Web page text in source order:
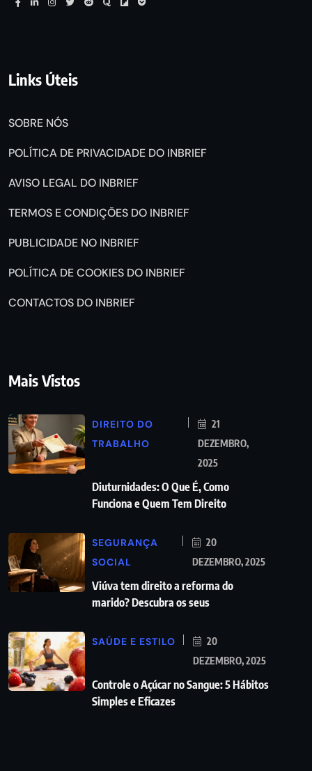
Links Úteis
SOBRE NÓS
POLÍTICA DE PRIVACIDADE DO INBRIEF
AVISO LEGAL DO INBRIEF
TERMOS E CONDIÇÕES DO INBRIEF
PUBLICIDADE NO INBRIEF
POLÍTICA DE COOKIES DO INBRIEF
CONTACTOS DO INBRIEF
Mais Vistos
DIREITO DO
TRABALHO
21
DEZEMBRO,
2025
Diuturnidades: O Que É, Como
Funciona e Quem Tem Direito
SEGURANÇA
SOCIAL
20
DEZEMBRO, 2025
Viúva tem direito a reforma do
marido? Descubra os seus
SAÚDE E ESTILO
20
DEZEMBRO, 2025
Controle o Açúcar no Sangue: 5 Hábitos
Simples e Eficazes